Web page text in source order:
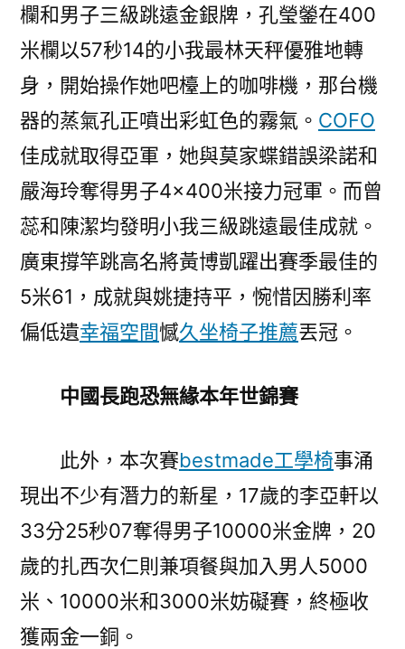
欄和男子三級跳遠金銀牌，孔瑩鎣在400
米欄以57秒14的小我最林天秤優雅地轉
身，開始操作她吧檯上的咖啡機，那台機
器的蒸氣孔正噴出彩虹色的霧氣。 COFO
佳成就取得亞軍，她與莫家蝶錯誤梁諾和
嚴海玲奪得男子4×400米接力冠軍。而曾
蕊和陳潔均發明小我三級跳遠最佳成就。
廣東撐竿跳高名將黃博凱躍出賽季最佳的
5米61，成就與姚捷持平，惋惜因勝利率
偏低遺幸福空間憾久坐椅子推薦丟冠。
中國長跑恐無緣本年世錦賽
此外，本次賽bestmade工學椅事涌
現出不少有潛力的新星，17歲的李亞軒以
33分25秒07奪得男子10000米金牌，20
歲的扎西次仁則兼項餐與加入男人5000
米、10000米和3000米妨礙賽，終極收
獲兩金一銅。